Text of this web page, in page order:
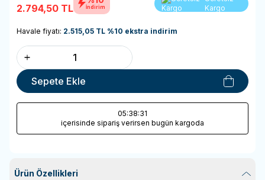
2.794,50 TL İndirim
Kargo
Havale fiyatı: 2.515,05 TL %10 ekstra indirim
Sepete Ekle
05:38:31
içerisinde sipariş verirsen bugün kargoda
Ürün Özellikleri